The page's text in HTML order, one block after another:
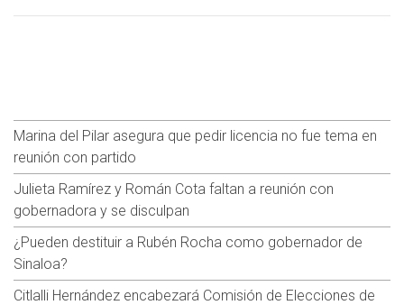
Marina del Pilar asegura que pedir licencia no fue tema en
reunión con partido
Julieta Ramírez y Román Cota faltan a reunión con
gobernadora y se disculpan
¿Pueden destituir a Rubén Rocha como gobernador de
Sinaloa?
Citlalli Hernández encabezará Comisión de Elecciones de